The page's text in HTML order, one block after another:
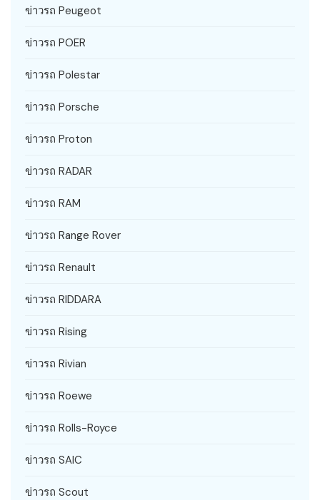
ข่าวรถ Peugeot
ข่าวรถ POER
ข่าวรถ Polestar
ข่าวรถ Porsche
ข่าวรถ Proton
ข่าวรถ RADAR
ข่าวรถ RAM
ข่าวรถ Range Rover
ข่าวรถ Renault
ข่าวรถ RIDDARA
ข่าวรถ Rising
ข่าวรถ Rivian
ข่าวรถ Roewe
ข่าวรถ Rolls-Royce
ข่าวรถ SAIC
ข่าวรถ Scout